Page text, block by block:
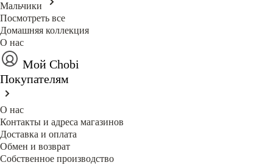
Мальчики
Посмотреть все
Домашняя коллекция
О нас
Мой Chobi
Покупателям
О нас
Контакты и адреса магазинов
Доставка и оплата
Обмен и возврат
Собственное производство